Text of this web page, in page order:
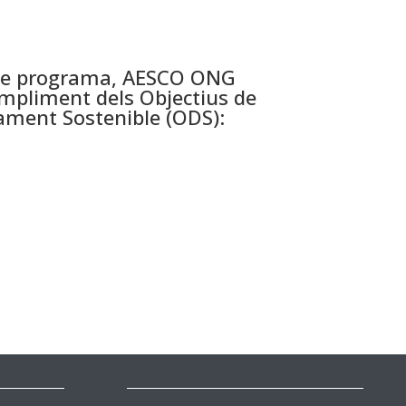
programa, AESCO ONG
dels Objectius de
Sostenible (ODS):